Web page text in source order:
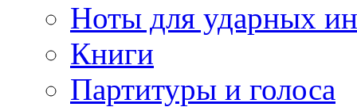
Ноты для ударных
Книги
Партитуры и голоса